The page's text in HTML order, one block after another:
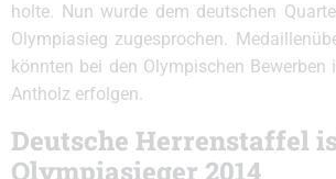
holte. Nun wurde dem deutschen
Olympiasieg zugesprochen.
könnten bei den Olympischen Bewerben
Antholz erfolgen.
Deutsche Herrenstaffel
Olympiasieger 2014